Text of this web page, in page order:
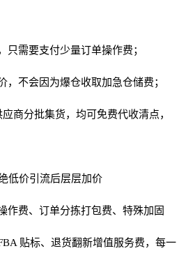
只需要支付少量订单操作费；
，不会因为爆仓收取加急仓储费；
商分批集货，均可免费代收清点，
低价引流后层层加价
作费、订单分拣打包费、特殊加固
贴标、退货翻新增值服务费，每一